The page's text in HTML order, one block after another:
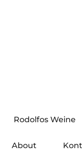
Rodolfos Weine
About